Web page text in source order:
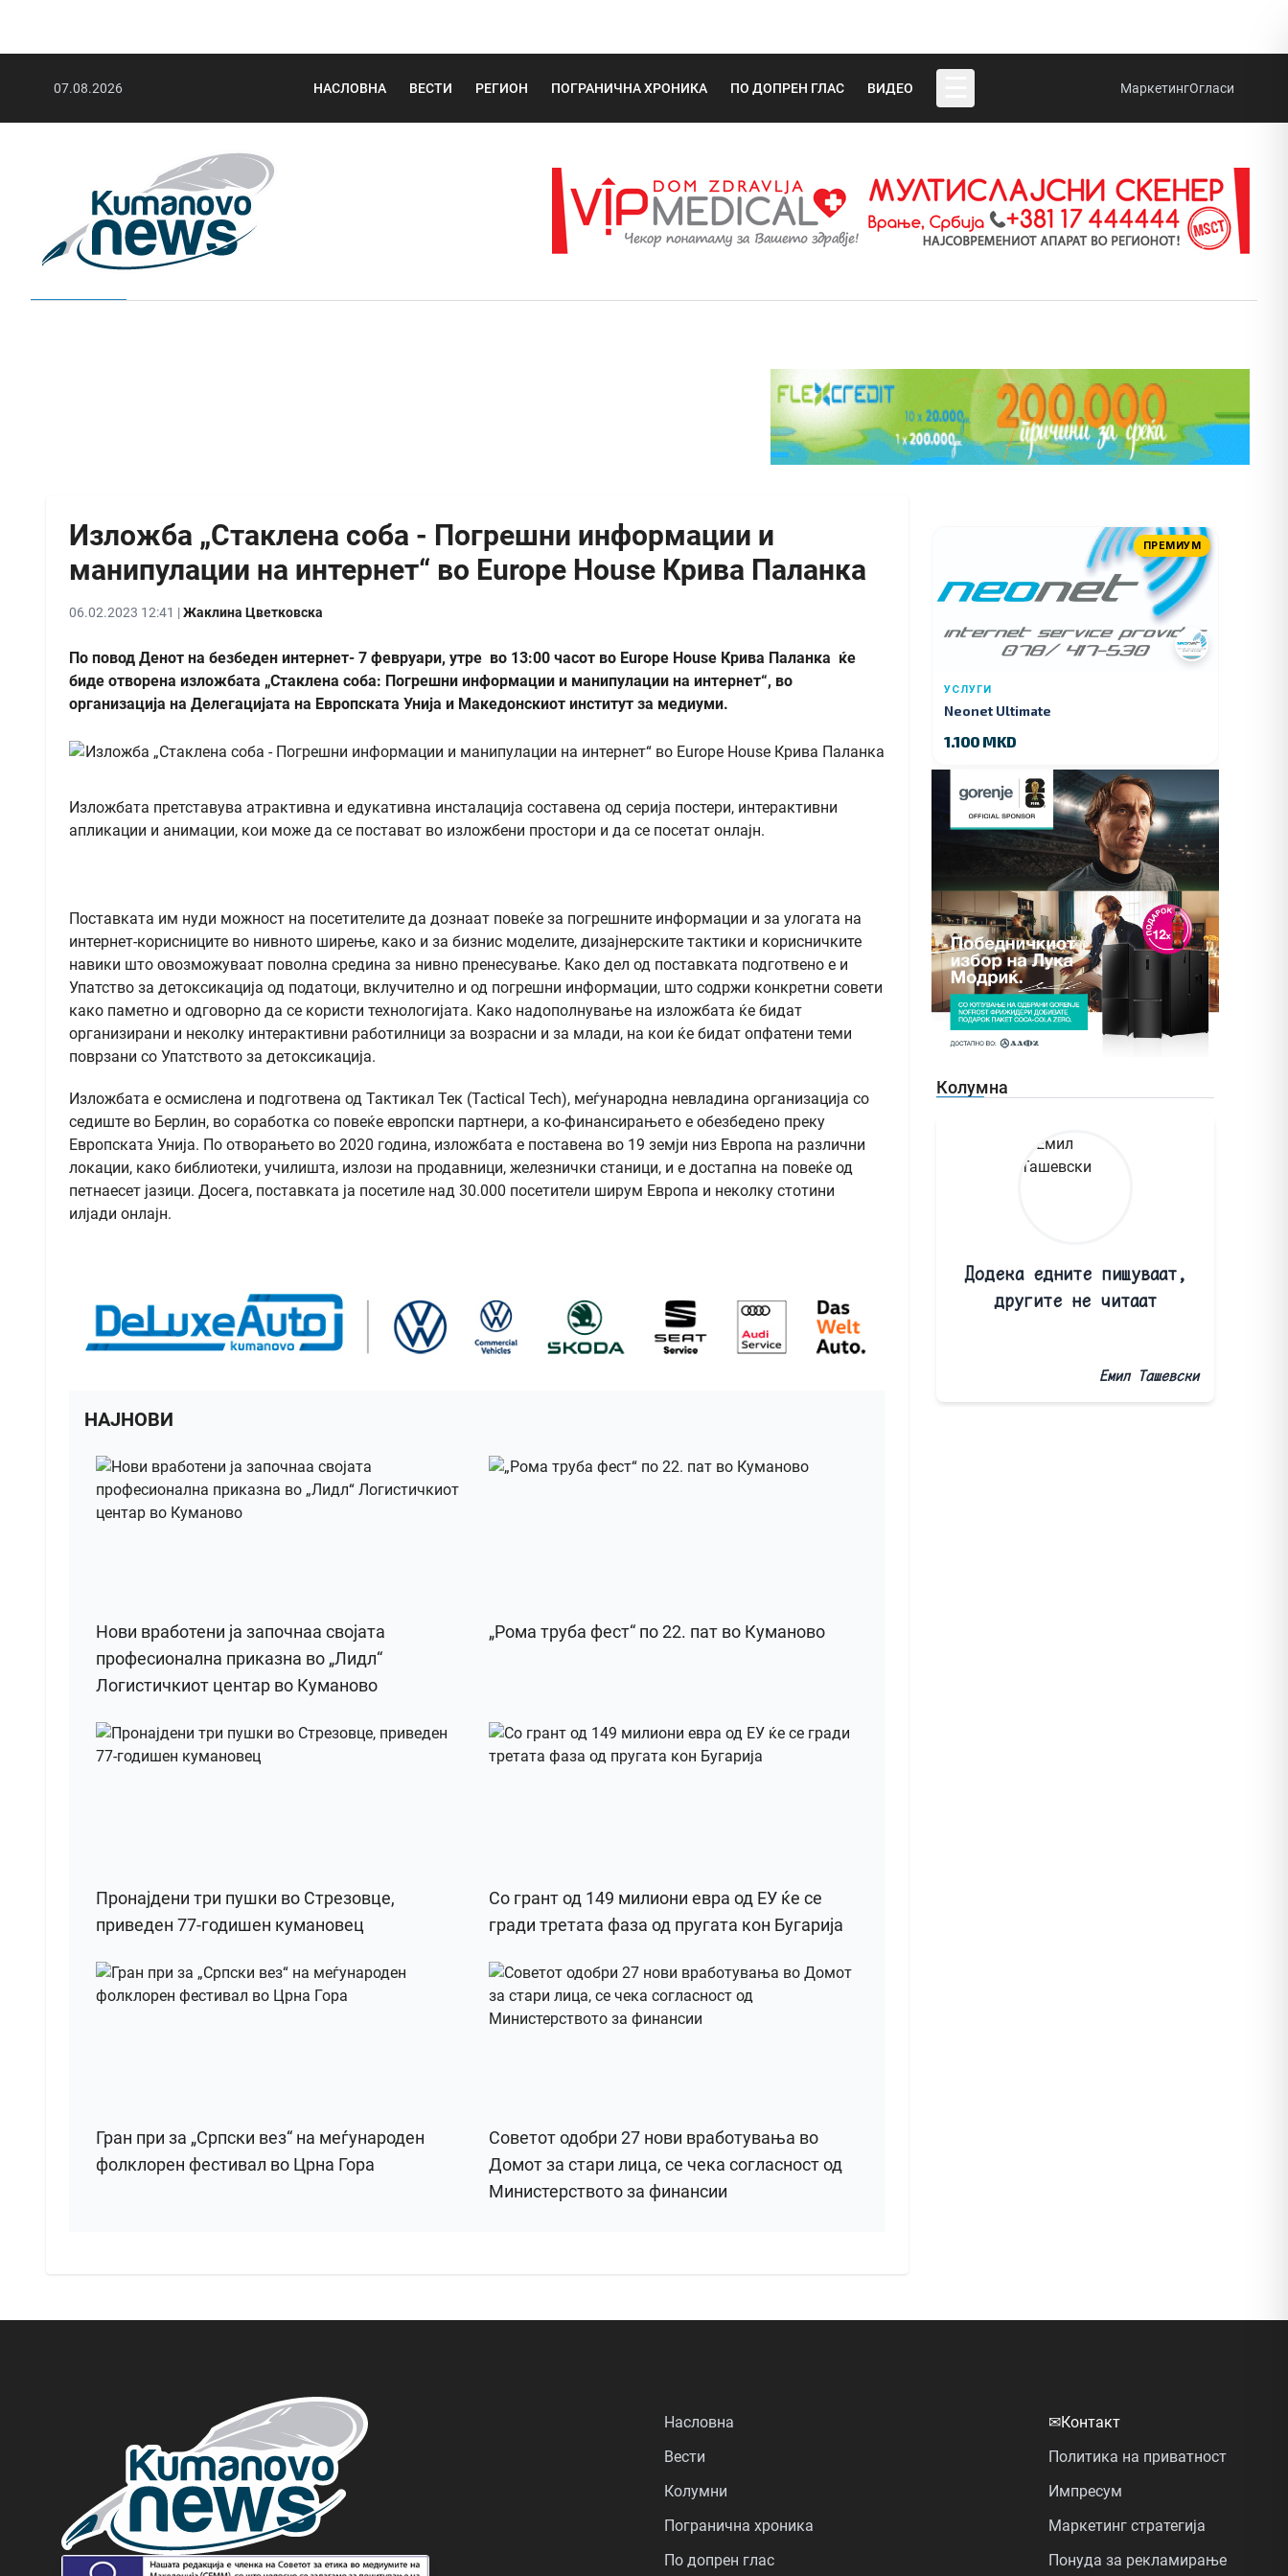
07.08.2026 НАСЛОВНА ВЕСТИ РЕГИОН ПОГРАНИЧНА ХРОНИКА ПО ДОПРЕН ГЛАС ВИДЕО МаркетингОгласи
Изложба „Стаклена соба - Погрешни информации и
манипулации на интернет“ во Europe House Крива Паланка
06.02.2023 12:41 |Жаклина Цветковска
По повод Денот на безбеден интернет- 7 февруари, утре во 13:00 часот во Europe House Крива Паланка ќе
биде отворена изложбата „Стаклена соба: Погрешни информации и манипулации на интернет“, во
организација на Делегацијата на Европската Унија и Македонскиот институт за медиуми.
Изложбата претставува атрактивна и едукативна инсталација составена од серија постери, интерактивни
апликации и анимации, кои може да се постават во изложбени простори и да се посетат онлајн.
Поставката им нуди можност на посетителите да дознаат повеќе за погрешните информации и за улогата на
интернет-корисниците во нивното ширење, како и за бизнис моделите, дизајнерските тактики и корисничките
навики што овозможуваат поволна средина за нивно пренесување. Како дел од поставката подготвено е и
Упатство за детоксикација од податоци, вклучително и од погрешни информации, што содржи конкретни совети
како паметно и одговорно да се користи технологијата. Како надополнување на изложбата ќе бидат
организирани и неколку интерактивни работилници за возрасни и за млади, на кои ќе бидат опфатени теми
поврзани со Упатството за детоксикација.
Изложбата е осмислена и подготвена од Тактикал Тек (Tactical Tech), меѓународна невладина организација со
седиште во Берлин, во соработка со повеќе европски партнери, а ко-финансирањето е обезбедено преку
Европската Унија. По отворањето во 2020 година, изложбата е поставена во 19 земји низ Европа на различни
локации, како библиотеки, училишта, излози на продавници, железнички станици, и е достапна на повеќе од
петнаесет јазици. Досега, поставката ја посетиле над 30.000 посетители ширум Европа и неколку стотини
илјади онлајн.
НАЈНОВИ
Нови вработени ја започнаа својата
професионална приказна во „Лидл“
Логистичкиот центар во Куманово
„Рома труба фест“ по 22. пат во Куманово
Пронајдени три пушки во Стрезовце,
приведен 77-годишен кумановец
Со грант од 149 милиони евра од ЕУ ќе се
гради третата фаза од пругата кон Бугарија
Гран при за „Српски вез“ на меѓународен
фолклорен фестивал во Црна Гора
Советот одобри 27 нови вработувања во
Домот за стари лица, се чека согласност од
Министерството за финансии
ПРЕМИУМ
УСЛУГИ
Neonet Ultimate
1.100 MKD
Колумна
Додека едните пишуваат,
другите не читаат
Емил Ташевски
Насловна
Вести
Колумни
Погранична хроника
По допрен глас
✉Контакт
Политика на приватност
Импресум
Маркетинг стратегија
Понуда за рекламирање